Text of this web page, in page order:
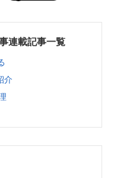
連載記事一覧
介